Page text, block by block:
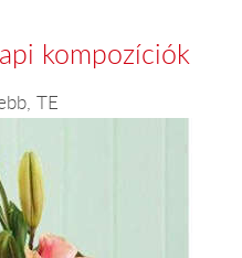
kompozíciók
TE